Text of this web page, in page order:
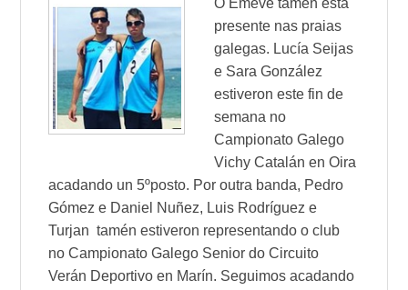
O Emevé tamén está
presente nas praias
galegas. Lucía Seijas
e Sara González
estiveron este fin de
semana no
Campionato Galego
Vichy Catalán en Oira
acadando un 5ºposto. Por outra banda, Pedro
Gómez e Daniel Nuñez, Luis Rodríguez e
Turjan tamén estiveron representando o club
no Campionato Galego Senior do Circuito
Verán Deportivo en Marín. Seguimos acadando